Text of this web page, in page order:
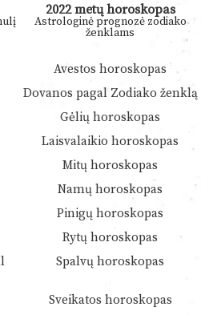
2022 metų horoskopas
Astrologinė prognozė zodiako
ženklams
Avestos horoskopas
Dovanos pagal Zodiako ženklą
Gėlių horoskopas
Laisvalaikio horoskopas
Mitų horoskopas
Namų horoskopas
Pinigų horoskopas
Rytų horoskopas
Spalvų horoskopas
Sveikatos horoskopas